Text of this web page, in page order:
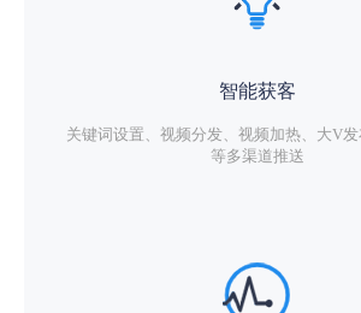
智能获客
关键词设置、视频分发、视频加热、大V
等多渠道推送